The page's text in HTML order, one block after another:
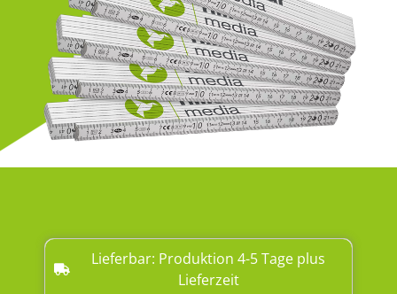
Lieferbar: Produktion 4-5 Tage plus
Lieferzeit